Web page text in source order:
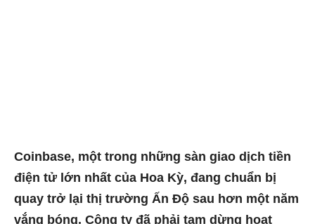
Coinbase, một trong những sàn giao dịch tiền
điện tử lớn nhất của Hoa Kỳ, đang chuẩn bị
quay trở lại thị trường Ấn Độ sau hơn một năm
vắng bóng. Công ty đã phải tạm dừng hoạt